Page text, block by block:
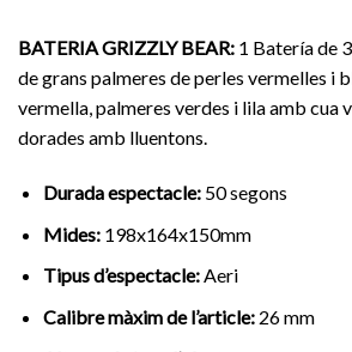
BATERIAGRIZZLY BEAR: 1 Batería de
de grans palmeres de perles vermelles i
vermella, palmeres verdes i lila amb cua
dorades amb lluentons.
Duradaespectacle: 50 segons
Mides:198x164x150mm
Tipus d’espectacle:Aeri
Calibre màxim de l’article:26 mm